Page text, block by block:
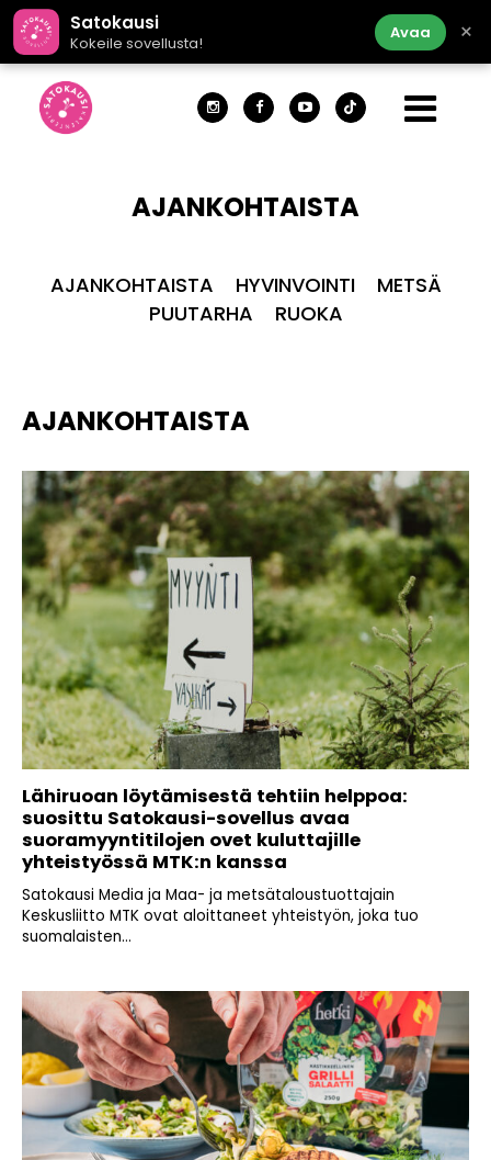
Satokausi
Kokeile sovellusta!
Avaa ×
AJANKOHTAISTA
AJANKOHTAISTA HYVINVOINTI
METSÄ
PUUTARHA
RUOKA
AJANKOHTAISTA
Lähiruoan löytämisestä tehtiin helppoa:
suosittu Satokausi-sovellus avaa
suoramyyntitilojen ovet kuluttajille
yhteistyössä MTK:n kanssa
Satokausi Media ja Maa- ja metsätaloustuottajain
Keskusliitto MTK ovat aloittaneet yhteistyön, joka tuo
suomalaisten...